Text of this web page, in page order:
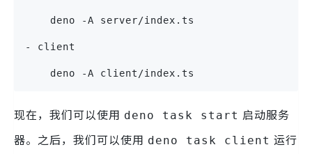
    deno -A server/index.ts
- client
    deno -A client/index.ts
现在，我们可以使用 deno task start 启动服务
器。之后，我们可以使用 deno task client 运行